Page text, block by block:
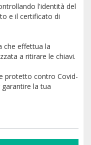
l'identità del
e il certificato di
che effettua la
a ritirare le chiavi.
protetto contro Covid-
la tua